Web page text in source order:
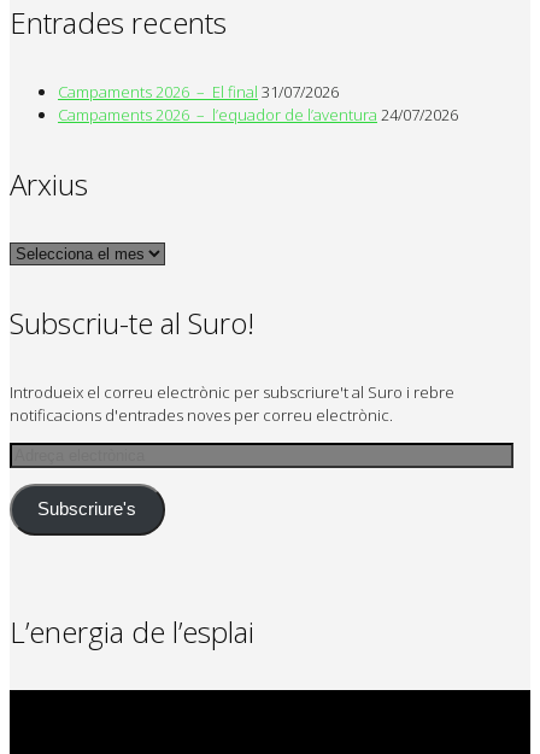
Entrades recents
Campaments 2026 – El final 31/07/2026
Campaments 2026 – l’equador de l’aventura 24/07/2026
Arxius
Arxius
Subscriu-te al Suro!
Introdueix el correu electrònic per subscriure't al Suro i rebre
notificacions d'entrades noves per correu electrònic.
Adreça
electrònica
Subscriure's
L’energia de l’esplai